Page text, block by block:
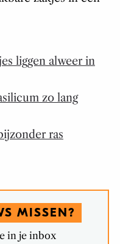
liggen alweer in
zo lang
ras
MISSEN?
in je inbox